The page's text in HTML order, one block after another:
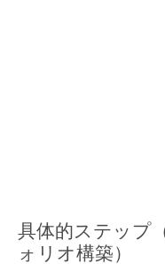
具体的ステップ
ォリオ構築）